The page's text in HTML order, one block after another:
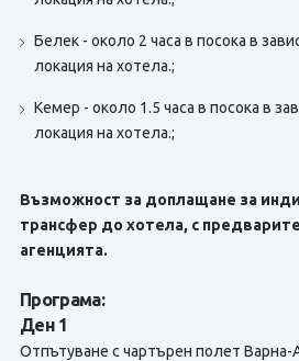
Белек - около 2 часа в посока в
локация на хотела.;
Кемер - около 1.5 часа в посока в
локация на хотела.;
Възможност за доплащане за
трансфер до хотела, с
агенцията.
Програма:
Ден 1
Отпътуване с чартърен полет Варна-